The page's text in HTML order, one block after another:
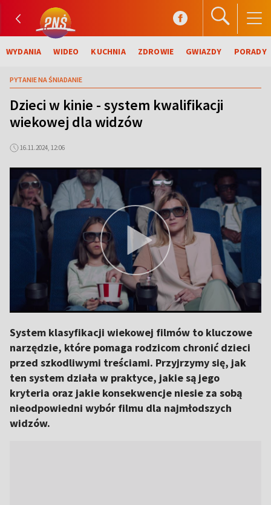
WYDANIA WIDEO KUCHNIA ZDROWIE GWIAZDY PORADY
PYTANIE NA ŚNIADANIE
Dzieci w kinie - system kwalifikacji
wiekowej dla widzów
16.11.2024, 12:06
System klasyfikacji wiekowej filmów to kluczowe
narzędzie, które pomaga rodzicom chronić dzieci
przed szkodliwymi treściami. Przyjrzymy się, jak
ten system działa w praktyce, jakie są jego
kryteria oraz jakie konsekwencje niesie za sobą
nieodpowiedni wybór filmu dla najmłodszych
widzów.